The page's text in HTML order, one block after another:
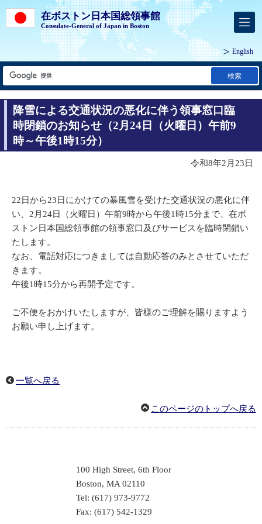
在ボストン日本国総領事館
Consulate-General of Japan in Boston
English
検索
降雪による交通状況の悪化に伴う領事窓口臨
時閉鎖のお知らせ（2月24日（火曜日）午前9
時～午後1時15分）
令和8年2月23日
22日から23日にかけての暴風雪を受けた交通状況の悪化に伴
い、2月24日（火曜日）午前9時から午後1時15分まで、在ボ
ストン日本国総領事館の領事窓口及びサービスを臨時閉鎖い
たします。
なお、電話対応につきましては自動応答のみとさせていただ
きます。
午後1時15分から再開予定です。
ご不便をおかけいたしますが、皆様のご理解を賜りますよう
お願い申し上げます。
一覧へ戻る
このページのトップへ戻る
100 High Street, 6th Floor
Boston, MA 02110
Tel: (617) 973-9772
Fax: (617) 542-1329